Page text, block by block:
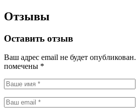
Отзывы
Оставить отзыв
Ваш адрес email не будет опубликован.
помечены *